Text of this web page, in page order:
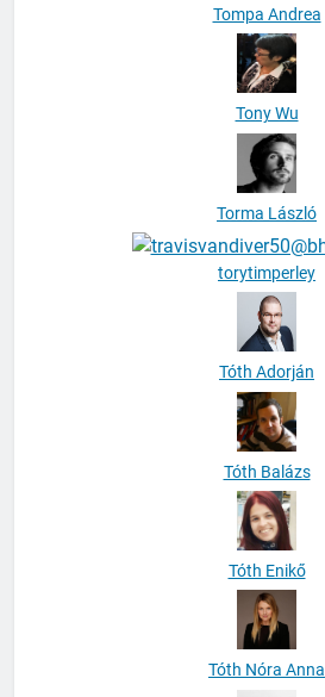
Tompa Andrea
Tony Wu
Torma László
torytimperley
Tóth Adorján
Tóth Balázs
Tóth Enikő
Tóth Nóra Anna